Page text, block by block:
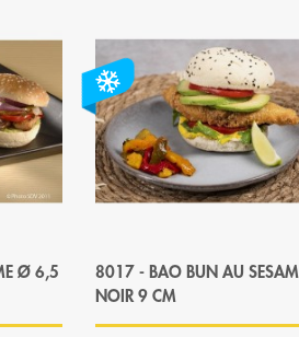
Ø 6,5
8017 - BAO BUN AU
NOIR 9 CM